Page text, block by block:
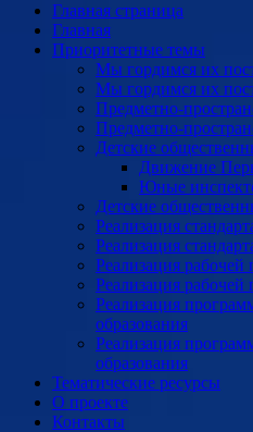
Главная страница
Главная
Приоритетные темы
Мы гордимся их
Мы гордимся их
Предметно-
Предметно-
Детские
Движение
Юные
Детские
Реализация
Реализация
Реализация
Реализация
Реализация
образования
Реализация
образования
Тематические ресурсы
О проекте
Контакты